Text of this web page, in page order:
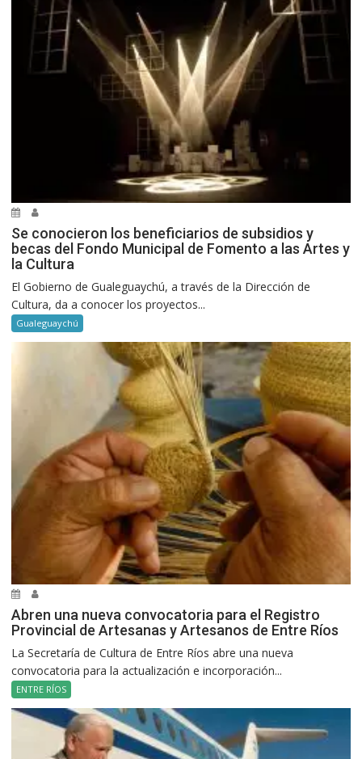
Se conocieron los beneficiarios de subsidios y
becas del Fondo Municipal de Fomento a las Artes y
la Cultura
El Gobierno de Gualeguaychú, a través de la Dirección de
Cultura, da a conocer los proyectos...
Gualeguaychú
Abren una nueva convocatoria para el Registro
Provincial de Artesanas y Artesanos de Entre Ríos
La Secretaría de Cultura de Entre Ríos abre una nueva
convocatoria para la actualización e incorporación...
ENTRE RÍOS